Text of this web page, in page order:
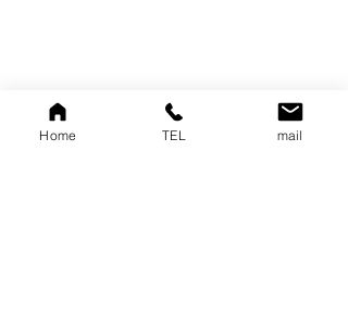
Home TEL mail